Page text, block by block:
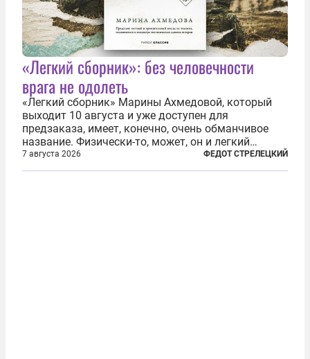
«Легкий сборник»: без человечности
врага не одолеть
«Легкий сборник» Марины Ахмедовой, который
выходит 10 августа и уже доступен для
предзаказа, имеет, конечно, очень обманчивое
название. Физически-то, может, он и легкий
относительно. Но метафизически —
безотносительно тяжелый. Десять рассказов,
7 августа 2026 ФЕДОТ СТРЕЛЕЦКИЙ